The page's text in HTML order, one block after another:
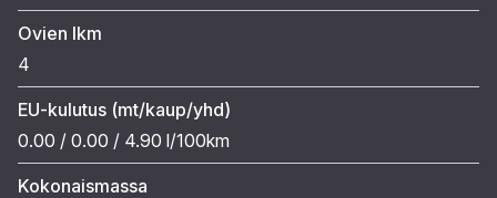
Ovien lkm
4
EU-kulutus (mt/kaup/yhd)
0.00 / 0.00 / 4.90 l/100km
Kokonaismassa